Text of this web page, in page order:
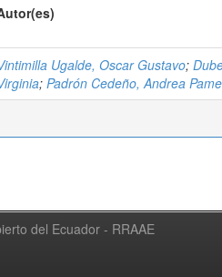
Ugalde, Oscar Gustavo;
; Padrón Cedeño, Andrea
del Ecuador - RRAAE